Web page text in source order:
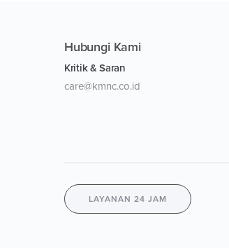
Hubungi Kami
Kritik & Saran
care@kmnc.co.id
LAYANAN 24 JAM